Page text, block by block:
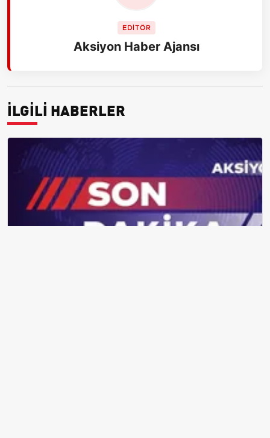
EDİTÖR
Aksiyon Haber Ajansı
İLGİLİ HABERLER